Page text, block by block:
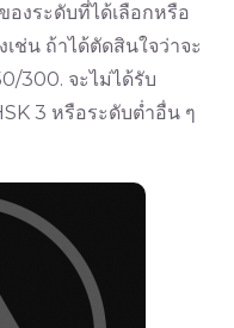
งระดับที่ได้เลือกหรือ
ช่น ถ้าได้ตัดสินใจว่าจะ
300. จะไม่ได้รับ
3 หรือระดับต่ำอื่น ๆ